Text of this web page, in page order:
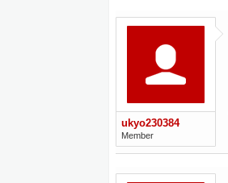
ukyo230384
Member